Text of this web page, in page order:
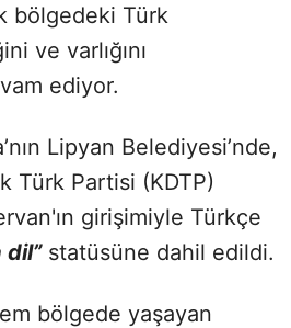
bölgedeki Türk
ve varlığını
ediyor.
Lipyan Belediyesi’nde,
Türk Partisi (KDTP)
girişimiyle Türkçe
dil”statüsüne dahil edildi.
bölgede yaşayan